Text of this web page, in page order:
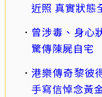
近照 真實狀態
曾涉毒、身心
驚傳陳屍自宅
港樂傳奇黎彼
手寫信悼念黃